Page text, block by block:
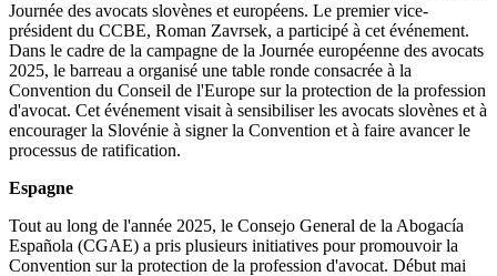
Journée des avocats slovènes et européens. Le premier vice-
président du CCBE, Roman Zavrsek, a participé à cet événement.
Dans le cadre de la campagne de la Journée européenne des avocats
2025, le barreau a organisé une table ronde consacrée à la
Convention du Conseil de l'Europe sur la protection de la profession
d'avocat. Cet événement visait à sensibiliser les avocats slovènes et à
encourager la Slovénie à signer la Convention et à faire avancer le
processus de ratification.
Espagne
Tout au long de l'année 2025, le Consejo General de la Abogacía
Española (CGAE) a pris plusieurs initiatives pour promouvoir la
Convention sur la protection de la profession d'avocat. Début mai